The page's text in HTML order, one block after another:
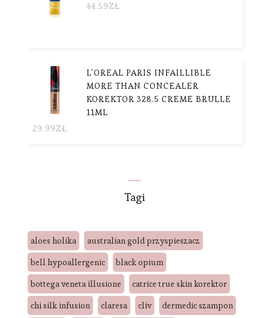
44.59ZŁ
L'OREAL PARIS INFAILLIBLE
MORE THAN CONCEALER
KOREKTOR 328.5 CREME BRULLE
11ML
29.99ZŁ
Tagi
aloes holika
australian gold przyspieszacz
bell hypoallergenic
black opium
bottega veneta illusione
catrice true skin korektor
chi silk infusion
claresa cliv
dermedic szampon